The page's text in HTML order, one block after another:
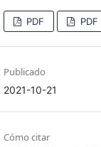
PDF
Publicado
2021-10-21
Cómo citar